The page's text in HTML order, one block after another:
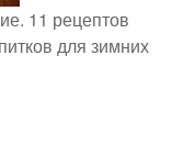
11 рецептов
для зимних